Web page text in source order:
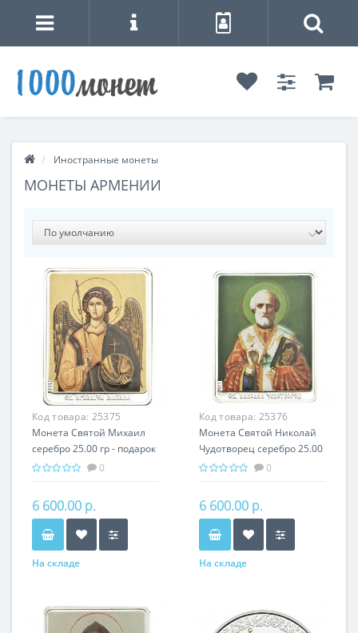
Иностранные монеты
МОНЕТЫ АРМЕНИИ
Код товара: 25375
Монета Святой Михаил
серебро 25.00 гр - подарок
икона имени0
6 600.00 р.
На складе
Код товара: 25376
Монета Святой Николай
Чудотворец серебро 25.00
гр - подарок икона имени
0
6 600.00 р.
На складе